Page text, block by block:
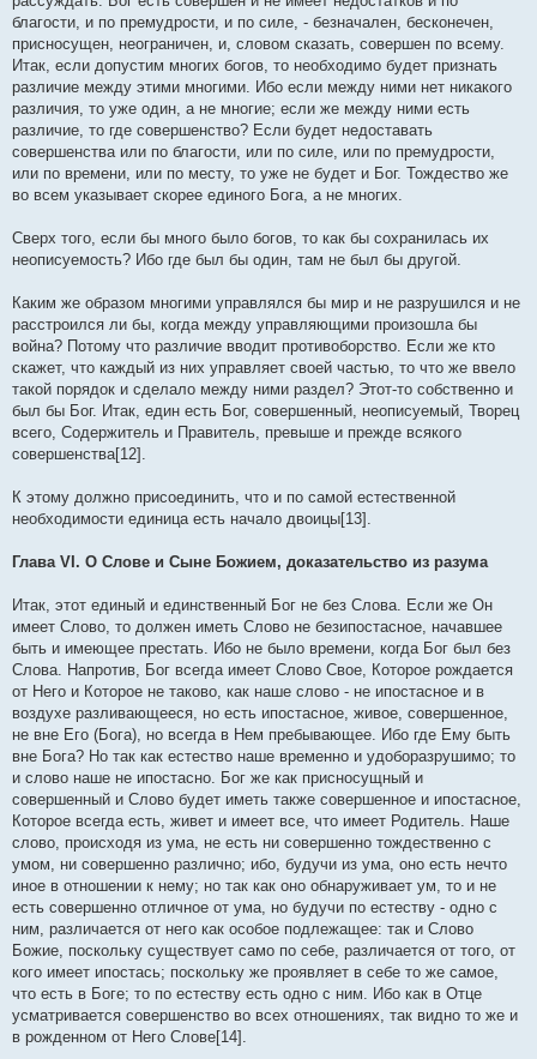
благости, и по премудрости, и по силе, - безначален, бесконечен,
присносущен, неограничен, и, словом сказать, совершен по всему.
Итак, если допустим многих богов, то необходимо будет признать
различие между этими многими. Ибо если между ними нет никакого
различия, то уже один, а не многие; если же между ними есть
различие, то где совершенство? Если будет недоставать
совершенства или по благости, или по силе, или по премудрости,
или по времени, или по месту, то уже не будет и Бог. Тождество же
во всем указывает скорее единого Бога, а не многих.
Сверх того, если бы много было богов, то как бы сохранилась их
неописуемость? Ибо где был бы один, там не был бы другой.
Каким же образом многими управлялся бы мир и не разрушился и не
расстроился ли бы, когда между управляющими произошла бы
война? Потому что различие вводит противоборство. Если же кто
скажет, что каждый из них управляет своей частью, то что же ввело
такой порядок и сделало между ними раздел? Этот-то собственно и
был бы Бог. Итак, един есть Бог, совершенный, неописуемый, Творец
всего, Содержитель и Правитель, превыше и прежде всякого
совершенства[12].
К этому должно присоединить, что и по самой естественной
необходимости единица есть начало двоицы[13].
Глава VI. О Слове и Сыне Божием, доказательство из разума
Итак, этот единый и единственный Бог не без Слова. Если же Он
имеет Слово, то должен иметь Слово не безипостасное, начавшее
быть и имеющее престать. Ибо не было времени, когда Бог был без
Слова. Напротив, Бог всегда имеет Слово Свое, Которое рождается
от Него и Которое не таково, как наше слово - не ипостасное и в
воздухе разливающееся, но есть ипостасное, живое, совершенное,
не вне Его (Бога), но всегда в Нем пребывающее. Ибо где Ему быть
вне Бога? Но так как естество наше временно и удоборазрушимо; то
и слово наше не ипостасно. Бог же как присносущный и
совершенный и Слово будет иметь также совершенное и ипостасное,
Которое всегда есть, живет и имеет все, что имеет Родитель. Наше
слово, происходя из ума, не есть ни совершенно тождественно с
умом, ни совершенно различно; ибо, будучи из ума, оно есть нечто
иное в отношении к нему; но так как оно обнаруживает ум, то и не
есть совершенно отличное от ума, но будучи по естеству - одно с
ним, различается от него как особое подлежащее: так и Слово
Божие, поскольку существует само по себе, различается от того, от
кого имеет ипостась; поскольку же проявляет в себе то же самое,
что есть в Боге; то по естеству есть одно с ним. Ибо как в Отце
усматривается совершенство во всех отношениях, так видно то же и
в рожденном от Него Слове[14].